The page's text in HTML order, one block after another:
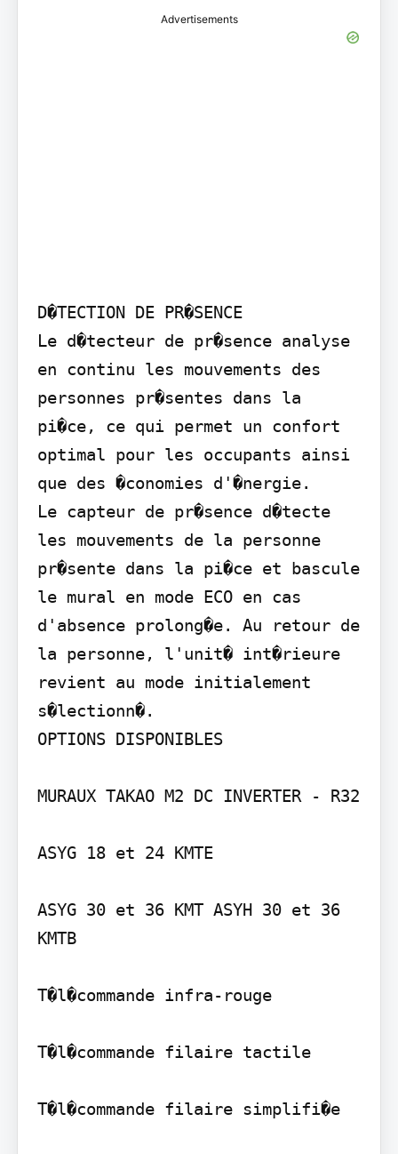
Advertisements
D�TECTION DE PR�SENCE
Le d�tecteur de pr�sence analyse
en continu les mouvements des
personnes pr�sentes dans la
pi�ce, ce qui permet un confort
optimal pour les occupants ainsi
que des �conomies d'�nergie.
Le capteur de pr�sence d�tecte
les mouvements de la personne
pr�sente dans la pi�ce et bascule
le mural en mode ECO en cas
d'absence prolong�e. Au retour de
la personne, l'unit� int�rieure
revient au mode initialement
s�lectionn�.
OPTIONS DISPONIBLES
MURAUX TAKAO M2 DC INVERTER - R32
ASYG 18 et 24 KMTE
ASYG 30 et 36 KMT ASYH 30 et 36
KMTB
T�l�commande infra-rouge
T�l�commande filaire tactile
T�l�commande filaire simplifi�e